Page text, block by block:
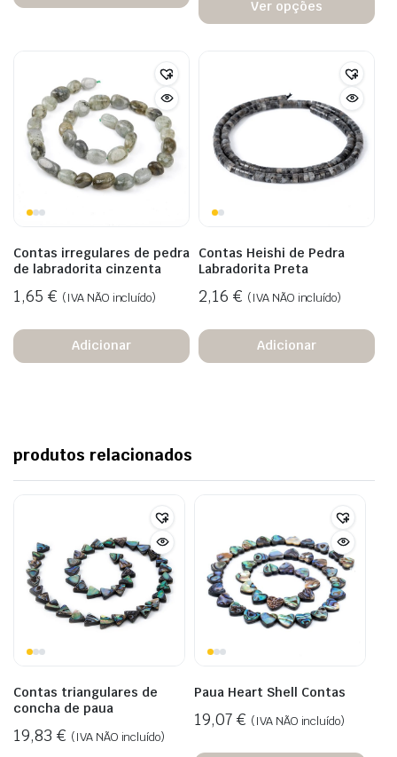
Ver opções
Contas irregulares de pedra
de labradorita cinzenta
1,65 € (IVA NÃO incluído)
Adicionar
Contas Heishi de Pedra
Labradorita Preta
2,16 € (IVA NÃO incluído)
Adicionar
produtos relacionados
Contas triangulares de
concha de paua
19,83 € (IVA NÃO incluído)
Paua Heart Shell Contas
19,07 € (IVA NÃO incluído)